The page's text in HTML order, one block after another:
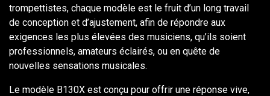
trompettistes, chaque modèle est le fruit d’un long travail
de conception et d’ajustement, afin de répondre aux
exigences les plus élevées des musiciens, qu’ils soient
professionnels, amateurs éclairés, ou en quête de
nouvelles sensations musicales.
Le modèle B130X est conçu pour offrir une réponse vive,